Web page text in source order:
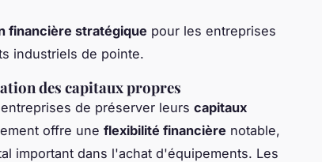
financière stratégique pour les entreprises
industriels de pointe.
des capitaux propres
de préserver leurs capitaux
offre une flexibilité financière notable,
important dans l'achat d'équipements. Les